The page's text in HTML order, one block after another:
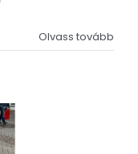
Olvass tovább